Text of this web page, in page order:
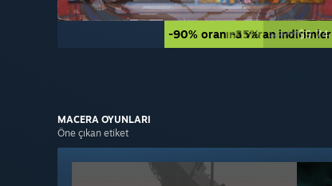
-90% oranına varan indirimler
-35% $14.99$9.74
MACERA OYUNLARI
Öne çıkan etiket